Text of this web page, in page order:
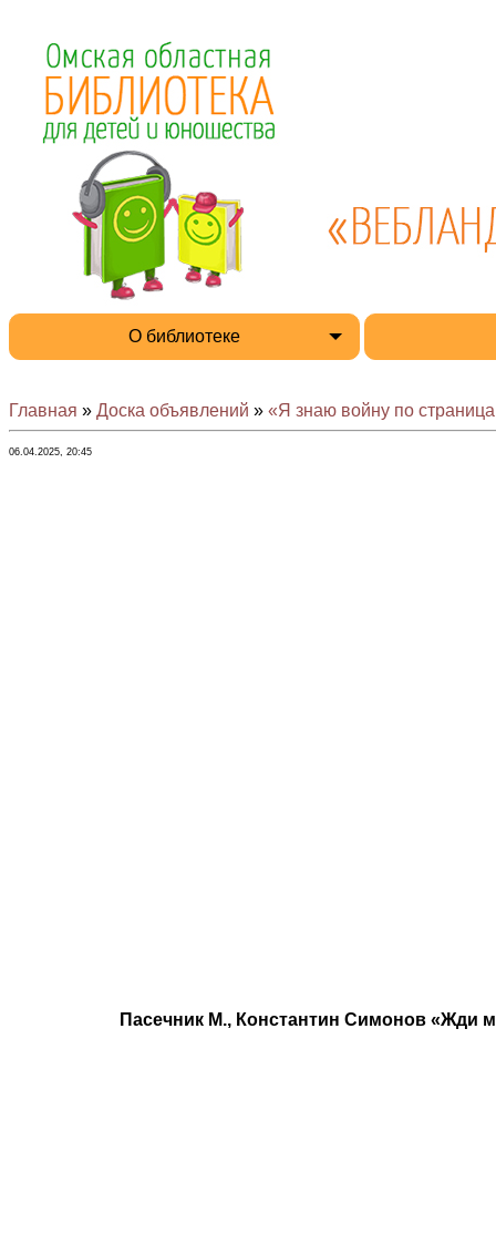
О библиотеке
Главная » Доска объявлений » «Я знаю войну по
06.04.2025, 20:45
Пасечник М., Константин Симонов «Жди